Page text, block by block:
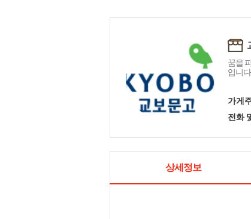
꿈을
입니다.
가게
전화
상세정보